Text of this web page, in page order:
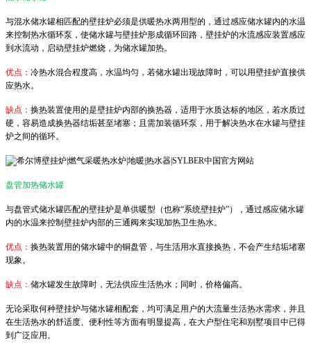
与混水储水罐相匹配的壁挂炉必须是供暖热水两用型的，通过感应储水罐内的水温
来控制热水循环泵，使储水罐与壁挂炉形成循环回路，壁挂炉的水流感应装置感应
到水流动，启动壁挂炉燃烧，为储水罐加热。
优点： 冷热水混合程度高，水温均匀，若储水罐出现故障时，可以用壁挂炉直接供
应热水。
缺点： 换热装置使用的是壁挂炉内部的换热器，适用于水质达标的地区，若水质过
硬，容易造成换热器结垢甚至堵塞；且需加装循环泵，用于解决热水在水罐与壁挂
炉之间的循环。
盘管加热储水罐
与盘管式储水罐匹配的壁挂炉是单供暖型（也称“系统壁挂炉”），通过感应储水罐
内的水温来控制壁挂炉内部的三通阀来实现加热卫生热水。
优点： 换热装置用的储水罐中的铜盘管，与生活用水直接换热，不会产生结垢堵塞
现象。
缺点： 储水罐发生故障时，无法供应生活热水；同时，价格偏高。
无论采取何种壁挂炉与储水罐相配套，均可满足用户的大流量生活热水需求，并且
在生活热水的舒适度、便利性等方面有明显提高，在大户型住宅和别墅项目中已得
到广泛应用。